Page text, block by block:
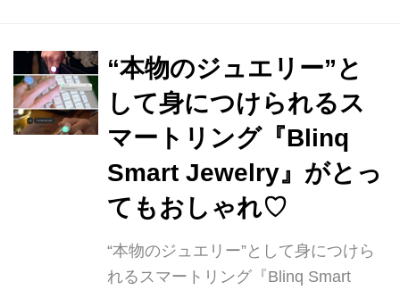
“本物のジュエリー”と
して身につけられるス
マートリング『Blinq
Smart Jewelry』がとっ
てもおしゃれ♡
“本物のジュエリー”として身につけら
れるスマートリング『Blinq Smart